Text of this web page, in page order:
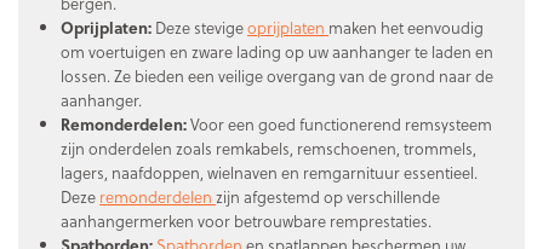
Oprijplaten: Deze stevigeoprijplaten maken het eenvoudig
om voertuigen en zware lading op uw aanhanger te laden en
lossen. Ze bieden een veilige overgang van de grond naar de
aanhanger.
Remonderdelen:Voor een goed functionerend remsysteem
zijn onderdelen zoals remkabels, remschoenen, trommels,
lagers, naafdoppen, wielnaven en remgarnituur essentieel.
Deze remonderdelen zijn afgestemd op verschillende
aanhangermerken voor betrouwbare remprestaties.